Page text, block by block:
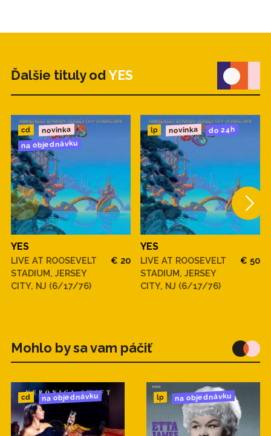
Ďalšie tituly od YES
cd novinka
na objednávku
YES
LIVE AT ROOSEVELT
STADIUM, JERSEY
CITY, NJ (6/17/76)
€ 20
lp novinka do 24h
YES
LIVE AT ROOSEVELT
STADIUM, JERSEY
CITY, NJ (6/17/76)
€ 50
Mohlo by sa vam páčiť
cd na objednávku lp na objednávku